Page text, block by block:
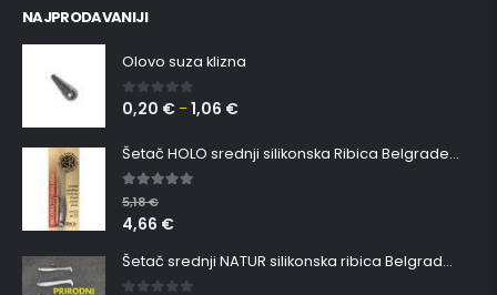
NAJPRODAVANIJI
Olovo suza klizna
0 out of 5
0,20 € –1,06 €
Šetač HOLO srednji silikonska Ribica Belgrade Walker
5.00out of 5
5,18€
4,66 €
Šetač srednji NATUR silikonska ribica Belgrade Walker